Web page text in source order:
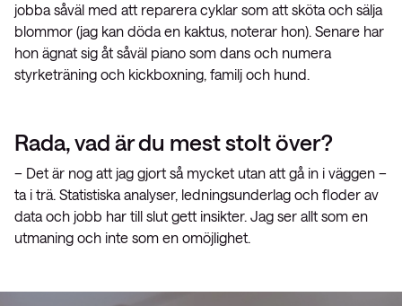
jobba såväl med att reparera cyklar som att sköta och sälja
blommor (jag kan döda en kaktus, noterar hon). Senare har
hon ägnat sig åt såväl piano som dans och numera
styrketräning och kickboxning, familj och hund.
Rada, vad är du mest stolt över?
– Det är nog att jag gjort så mycket utan att gå in i väggen –
ta i trä. Statistiska analyser, ledningsunderlag och floder av
data och jobb har till slut gett insikter. Jag ser allt som en
utmaning och inte som en omöjlighet.